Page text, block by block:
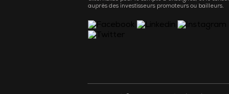
auprès des investisseurs promoteurs ou bailleurs.